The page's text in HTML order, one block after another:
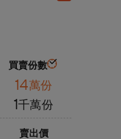
買賣份數
14萬份
1千萬份
賣出價